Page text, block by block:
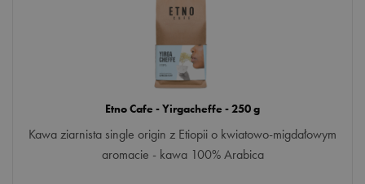
Etno Cafe - Yirgacheffe - 250 g
Kawa ziarnista single origin z Etiopii o kwiatowo-migdałowym
aromacie - kawa 100% Arabica